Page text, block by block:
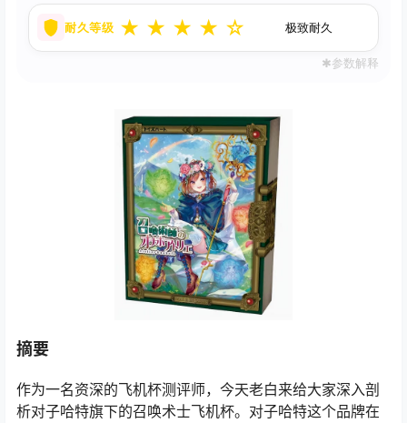
耐久等级 ★ ★ ★ ★ ☆ 极致耐久
✱参数解释
摘要
作为一名资深的飞机杯测评师，今天老白来给大家深入剖
析对子哈特旗下的召唤术士飞机杯。对子哈特这个品牌在